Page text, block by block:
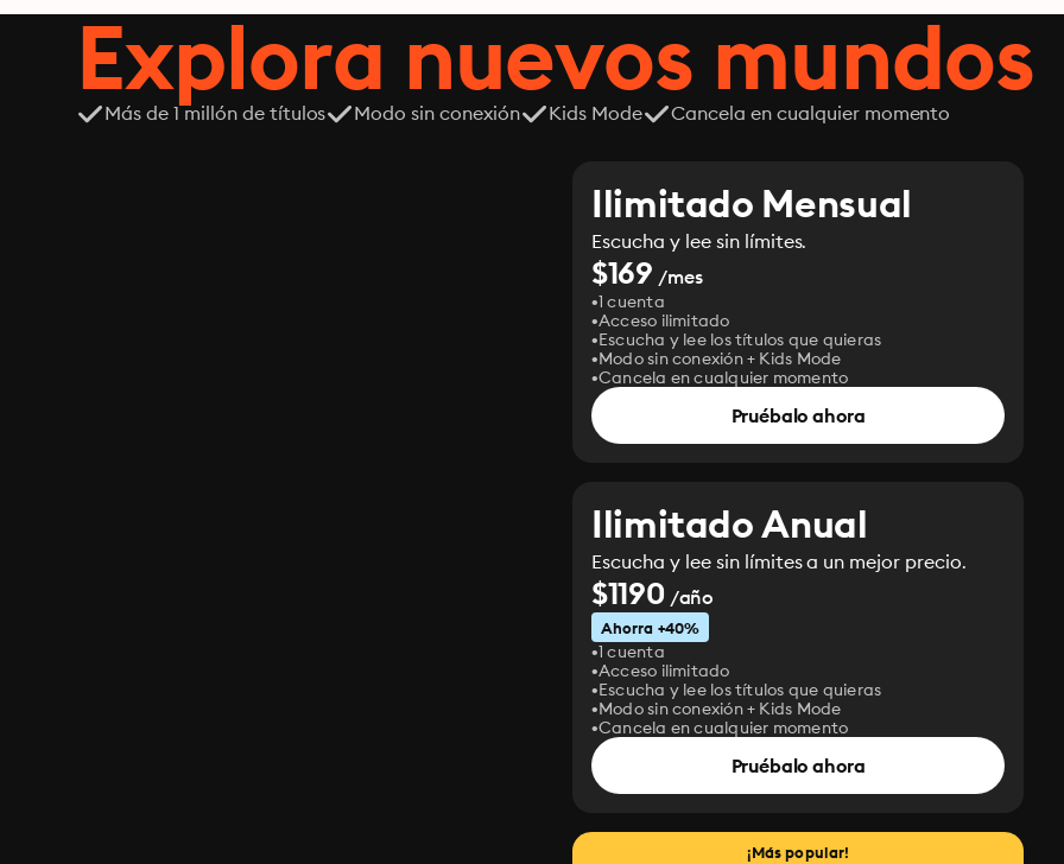
serena que
cada decisión
Explora nuevos mundos
Más de 1 millón de títulos Modo sin conexión Kids Mode Cancela en cualquier momento
Ilimitado Mensual
Escucha y lee sin límites.
$169 /mes
1 cuenta
Acceso ilimitado
Escucha y lee los títulos que quieras
Modo sin conexión + Kids Mode
Cancela en cualquier momento
Pruébalo ahora
Ilimitado Anual
Escucha y lee sin límites a un mejor precio.
$1190 /año
Ahorra +40%
1 cuenta
Acceso ilimitado
Escucha y lee los títulos que quieras
Modo sin conexión + Kids Mode
Cancela en cualquier momento
Pruébalo ahora
¡Más popular!